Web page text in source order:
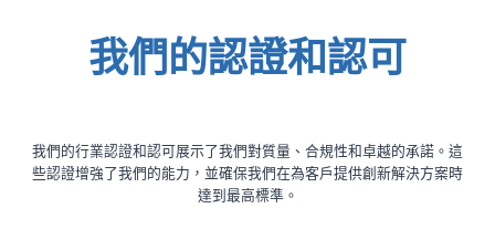
我們的認證和認可
我們的行業認證和認可展示了我們對質量、合規性和卓越的承諾。這
些認證增強了我們的能力，並確保我們在為客戶提供創新解決方案時
達到最高標準。